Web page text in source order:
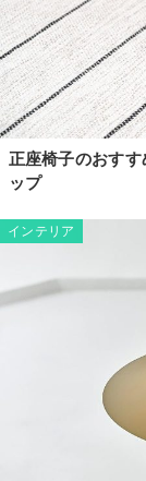
正座椅子のおす
ップ
インテリア